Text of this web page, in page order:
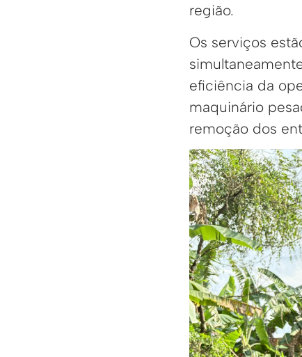
região.
Os serviços
eficiência da
maquinário
remoção dos